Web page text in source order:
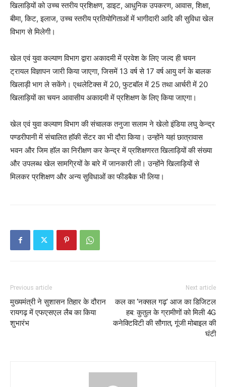
खिलाड़ियों को उच्च स्तरीय प्रशिक्षण, डाइट, आधुनिक उपकरण, आवास, शिक्षा,
बीमा, किट, इलाज, उच्च स्तरीय प्रतियोगिताओं में भागीदारी आदि की सुविधा खेल
विभाग से मिलेगी।
खेल एवं युवा कल्याण विभाग द्वारा अकादमी में प्रवेश के लिए जल्द ही चयन
ट्रायल विज्ञापन जारी किया जाएगा, जिसमें 13 वर्ष से 17 वर्ष आयु वर्ग के बालक
खिलाड़ी भाग ले सकेंगे। एथलेटिक्स में 20, फुटबाॅल में 25 तथा आर्चरी में 20
खिलाड़ियों का चयन आवासीय अकादमी में प्रशिक्षण के लिए किया जाएगा।
खेल एवं युवा कल्याण विभाग की संचालक तनुजा सलाम ने खेलो इंडिया लघु केन्द्र
पण्डरीपानी में संचालित हाॅकी सेंटर का भी दौरा किया। उन्होंने यहां छात्रावास
भवन और जिम हाॅल का निरीक्षण कर केन्द्र में प्रशिक्षणरत खिलाड़ियों की संख्या
और उपलब्ध खेल सामग्रियों के बारे में जानकारी ली। उन्होंने खिलाड़ियों से
मिलकर प्रशिक्षण और अन्य सुविधाओं का फीडबैक भी लिया।
Previous article
मुख्यमंत्री ने सुशासन तिहार के दौरान
रायगढ़ में एफएसएल लैब का किया
शुभारंभ
Next article
कल का ‘नक्सल गढ़’ आज का डिजिटल
हब: कुतुल के ग्रामीणों को मिली 4G
कनेक्टिविटी की सौगात, गूंजी मोबाइल की
घंटी